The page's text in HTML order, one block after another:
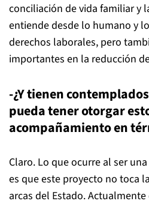
conciliación de vida familiar y
entiende desde lo humano y
derechos laborales, pero
importantes en la reducción
-¿Y tienen
pueda tener otorgar
acompañamiento en
Claro. Lo que ocurre al ser
es que este proyecto no toca
arcas del Estado.